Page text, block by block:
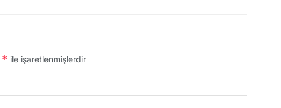
* ile işaretlenmişlerdir